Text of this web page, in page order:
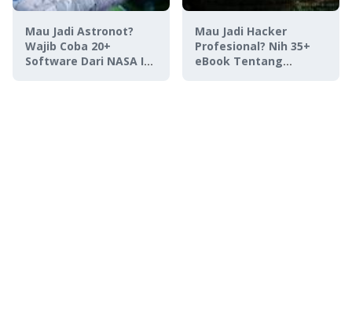
Mau Jadi Astronot?
Wajib Coba 20+
Software Dari NASA Ini,
Mau Jadi Hacker
Profesional? Nih 35+
eBook Tentang